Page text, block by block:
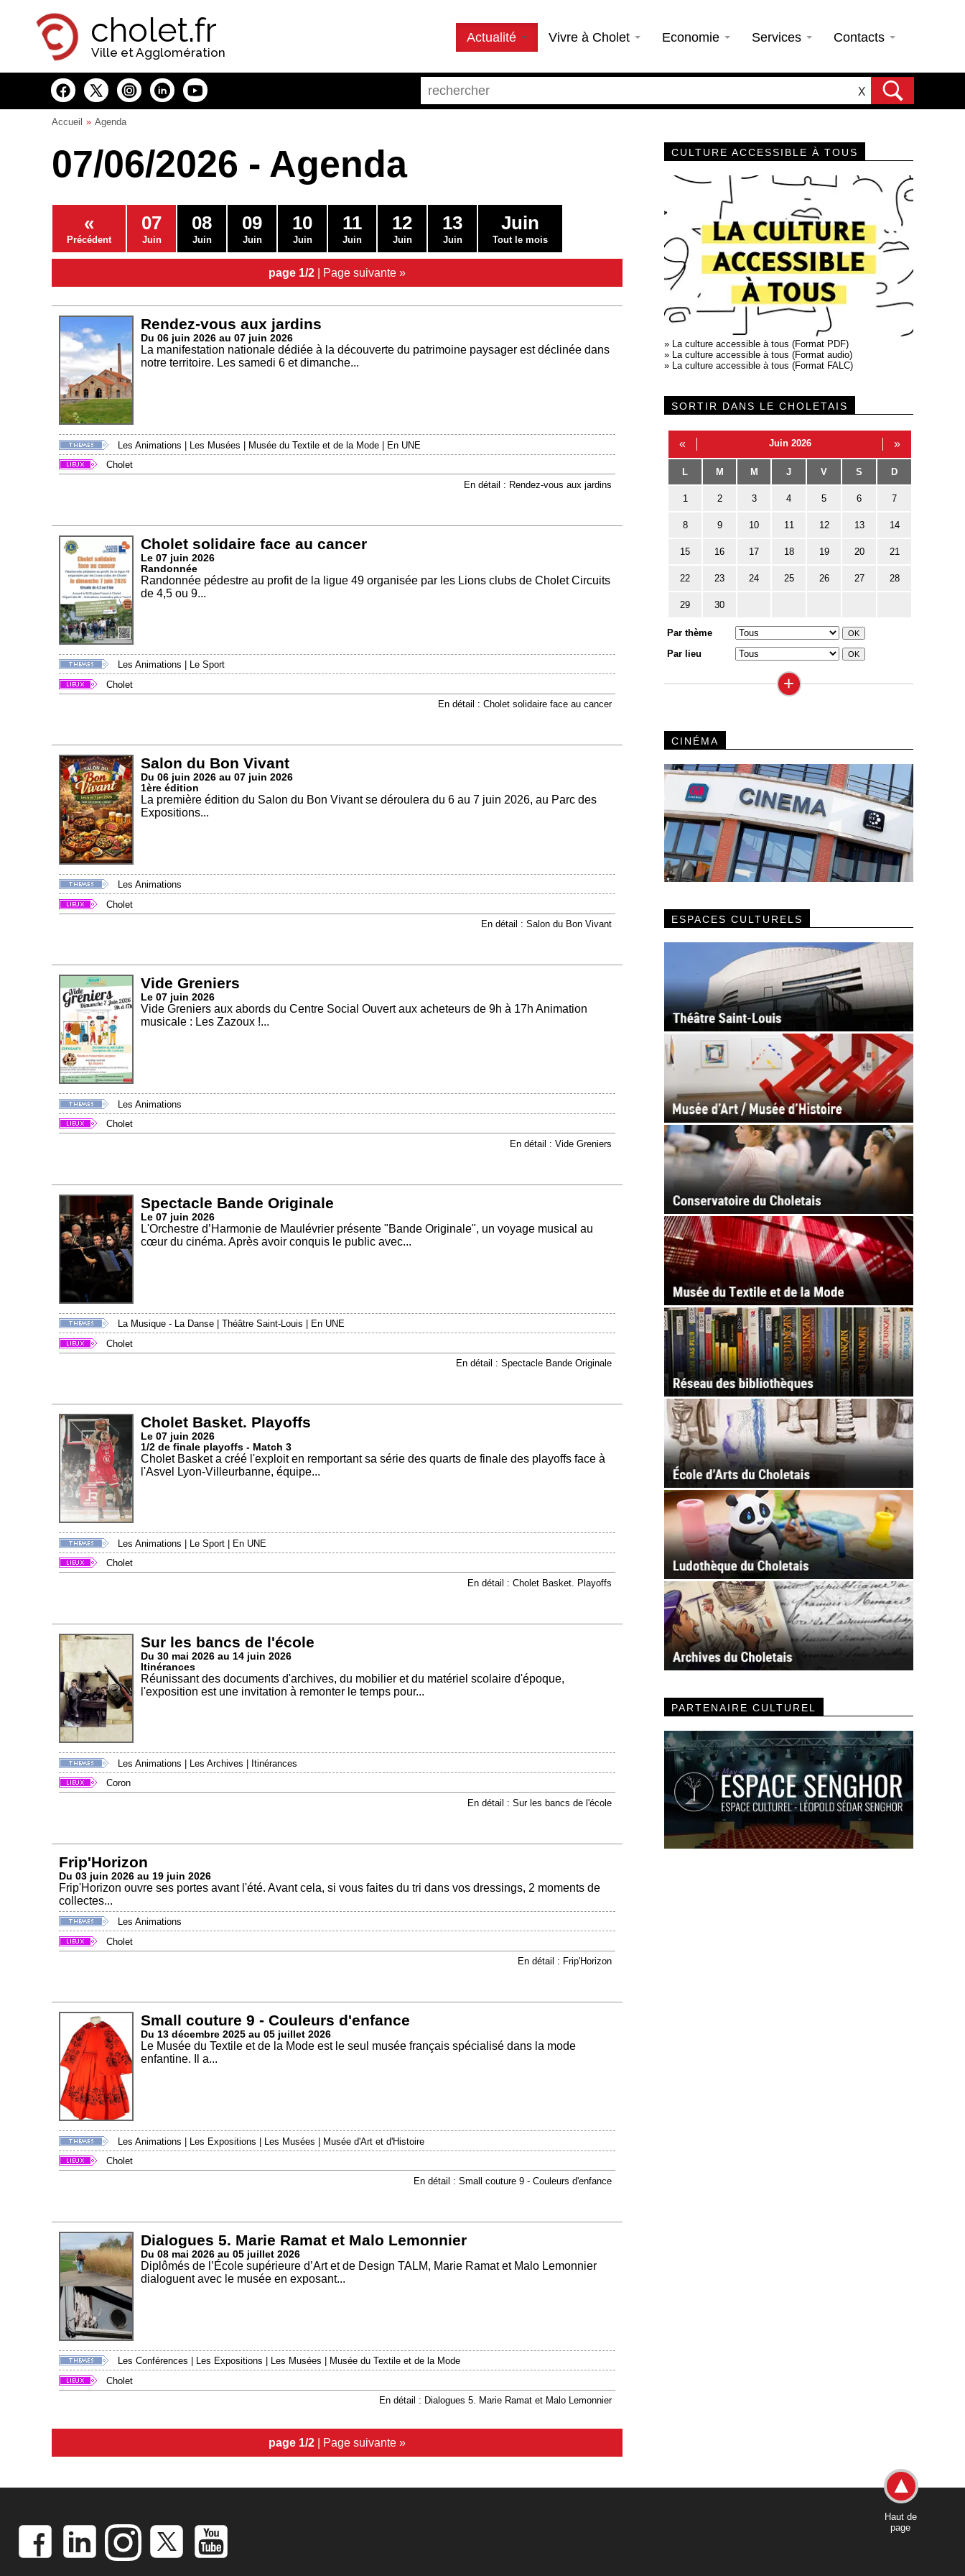
cholet.fr
Ville et Agglomération
Actualité Vivre à Cholet Economie Services Contacts
X
Accueil Agenda
07/06/2026 - Agenda
«
Précédent
07
Juin
08
Juin
09
Juin
10
Juin
11
Juin
12
Juin
13
Juin
Juin
Tout le mois
page 1/2 | Page suivante »
Rendez-vous aux jardins
Du 06 juin 2026 au 07 juin 2026
La manifestation nationale dédiée à la découverte du patrimoine paysager est déclinée dans
notre territoire. Les samedi 6 et dimanche...
Les Animations Les Musées Musée du Textile et de la Mode
En UNE
Cholet
En détail : Rendez-vous aux jardins
Cholet solidaire face au cancer
Le 07 juin 2026
Randonnée
Randonnée pédestre au profit de la ligue 49 organisée par les Lions clubs de Cholet Circuits
de 4,5 ou 9...
Les Animations
Le Sport
Cholet
En détail : Cholet solidaire face au cancer
Salon du Bon Vivant
Du 06 juin 2026 au 07 juin 2026
1ère édition
La première édition du Salon du Bon Vivant se déroulera du 6 au 7 juin 2026, au Parc des
Expositions...
Les Animations
Cholet
En détail : Salon du Bon Vivant
Vide Greniers
Le 07 juin 2026
Vide Greniers aux abords du Centre Social Ouvert aux acheteurs de 9h à 17h Animation
musicale : Les Zazoux !...
Les Animations
Cholet
En détail : Vide Greniers
Spectacle Bande Originale
Le 07 juin 2026
L'Orchestre d’Harmonie de Maulévrier présente "Bande Originale", un voyage musical au
cœur du cinéma. Après avoir conquis le public avec...
La Musique - La Danse Théâtre Saint-Louis
En UNE
Cholet
En détail : Spectacle Bande Originale
Cholet Basket. Playoffs
Le 07 juin 2026
1/2 de finale playoffs - Match 3
Cholet Basket a créé l'exploit en remportant sa série des quarts de finale des playoffs face à
l'Asvel Lyon-Villeurbanne, équipe...
Les Animations Le Sport
En UNE
Cholet
En détail : Cholet Basket. Playoffs
Sur les bancs de l'école
Du 30 mai 2026 au 14 juin 2026
Itinérances
Réunissant des documents d'archives, du mobilier et du matériel scolaire d'époque,
l'exposition est une invitation à remonter le temps pour...
Les Animations | Les Archives | Itinérances
Coron
En détail : Sur les bancs de l'école
Frip'Horizon
Du 03 juin 2026 au 19 juin 2026
Frip'Horizon ouvre ses portes avant l'été. Avant cela, si vous faites du tri dans vos dressings, 2 moments de
collectes...
Les Animations
Cholet
En détail : Frip'Horizon
Small couture 9 - Couleurs d'enfance
Du 13 décembre 2025 au 05 juillet 2026
Le Musée du Textile et de la Mode est le seul musée français spécialisé dans la mode
enfantine. Il a...
Les Animations Les Expositions Les Musées
Musée d'Art et d'Histoire
Cholet
En détail : Small couture 9 - Couleurs d'enfance
Dialogues 5. Marie Ramat et Malo Lemonnier
Du 08 mai 2026 au 05 juillet 2026
Diplômés de l’École supérieure d’Art et de Design TALM, Marie Ramat et Malo Lemonnier
dialoguent avec le musée en exposant...
Les Conférences Les Expositions Les Musées
Musée du Textile et de la Mode
Cholet
En détail : Dialogues 5. Marie Ramat et Malo Lemonnier
page 1/2 | Page suivante »
CULTURE ACCESSIBLE À TOUS
» La culture accessible à tous (Format PDF)
» La culture accessible à tous (Format audio)
» La culture accessible à tous (Format FALC)
SORTIR DANS LE CHOLETAIS
« Juin 2026 »
L M M J V S D
1 2 3 4 5 6 7
8 9 10 11 12 13 14
15 16 17 18 19 20 21
22 23 24 25 26 27 28
29 30
Par thème
Par lieu
+
CINÉMA
ESPACES CULTURELS
PARTENAIRE CULTUREL
Haut de
page